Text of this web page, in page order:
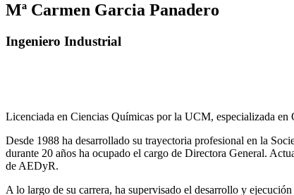
Mª Carmen Garcia Panadero
Ingeniero Industrial
Licenciada en Ciencias Químicas por la UCM, especializada
Desde 1988 ha desarrollado su trayectoria profesional en la
durante 20 años ha ocupado el cargo de Directora General.
de AEDyR.
A lo largo de su carrera, ha supervisado el desarrollo y ejecución